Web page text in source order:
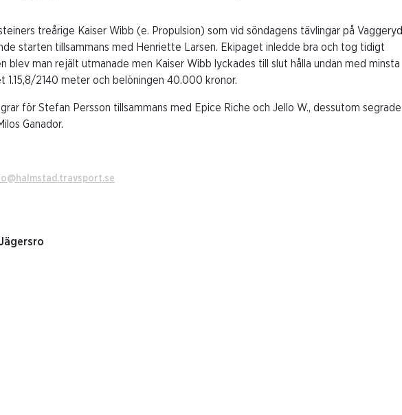
treårige Kaiser Wibb (e. Propulsion) som vid söndagens tävlingar på Vaggeryd
starten tillsammans med Henriette Larsen. Ekipaget inledde bra och tog tidigt
blev man rejält utmanade men Kaiser Wibb lyckades till slut hålla undan med minsta
1.15,8/2140 meter och belöningen 40.000 kronor.
för Stefan Persson tillsammans med Epice Riche och Jello W., dessutom segrade
Ganador.